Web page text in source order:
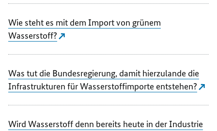
Wie steht es mit dem Import von grünem
Wasserstoff?
Was tut die Bundesregierung, damit hierzulande die
Infrastrukturen für Wasserstoffimporte entstehen?
Wird Wasserstoff denn bereits heute in der Industrie